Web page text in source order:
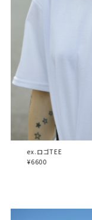
ex.ロゴTEE
¥6600